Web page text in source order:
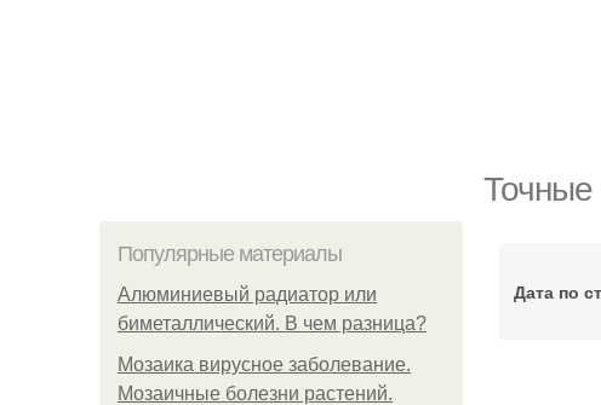
Точные
Популярные материалы
Алюминиевый радиатор или
биметаллический. В чем разница?
Мозаика вирусное заболевание.
Мозаичные болезни растений.
Дата по